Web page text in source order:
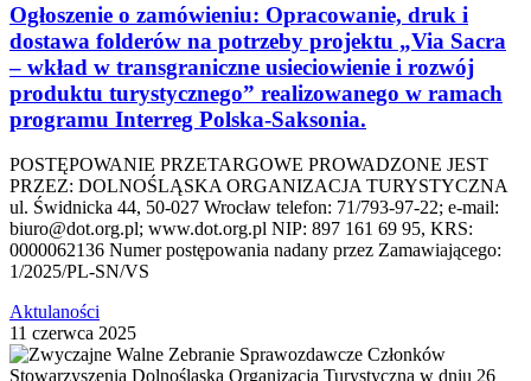
Ogłoszenie o zamówieniu: Opracowanie, druk i
dostawa folderów na potrzeby projektu „Via Sacra
– wkład w transgraniczne usieciowienie i rozwój
produktu turystycznego” realizowanego w ramach
programu Interreg Polska-Saksonia.
POSTĘPOWANIE PRZETARGOWE PROWADZONE JEST
PRZEZ: DOLNOŚLĄSKA ORGANIZACJA TURYSTYCZNA
ul. Świdnicka 44, 50-027 Wrocław telefon: 71/793-97-22; e-mail:
biuro@dot.org.pl; www.dot.org.pl NIP: 897 161 69 95, KRS:
0000062136 Numer postępowania nadany przez Zamawiającego:
1/2025/PL-SN/VS
Aktulaności
11 czerwca 2025